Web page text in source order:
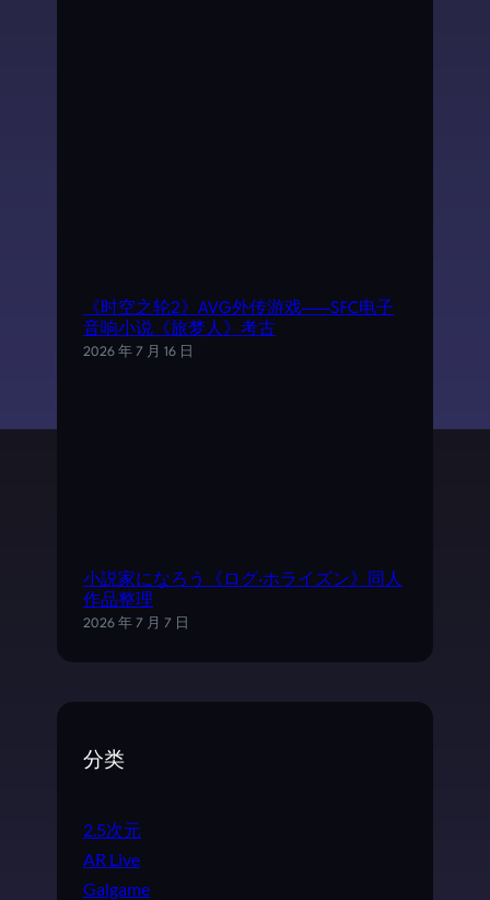
《时空之轮2》AVG外传游戏——SFC电子
音响小说《旅梦人》考古
2026 年 7 月 16 日
小説家になろう《ログ·ホライズン》同人
作品整理
2026 年 7 月 7 日
分类
2.5次元
AR Live
Galgame